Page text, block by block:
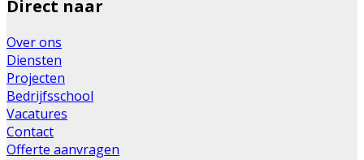
Direct naar
Over ons
Diensten
Projecten
Bedrijfsschool
Vacatures
Contact
Offerte aanvragen